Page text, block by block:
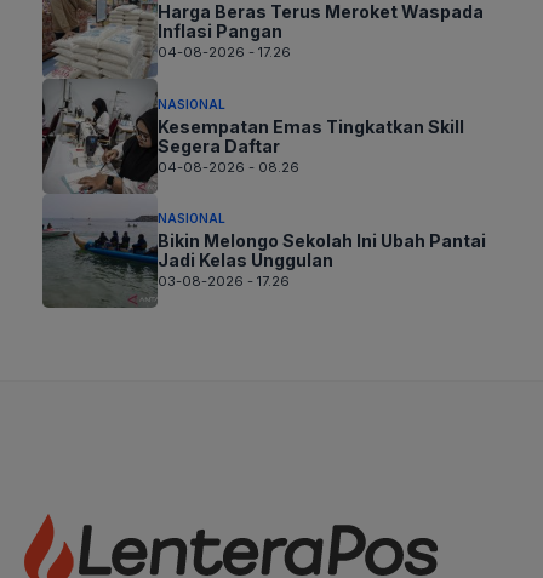
Harga Beras Terus Meroket Waspada
Inflasi Pangan
04-08-2026 - 17.26
NASIONAL
Kesempatan Emas Tingkatkan Skill
Segera Daftar
04-08-2026 - 08.26
NASIONAL
Bikin Melongo Sekolah Ini Ubah Pantai
Jadi Kelas Unggulan
03-08-2026 - 17.26